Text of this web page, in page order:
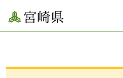
宮崎県